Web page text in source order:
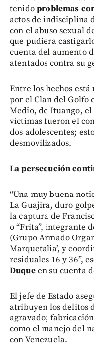
tenidoproblemas
actos de indisciplina
con el abuso sexual
que pudiera
cuenta del aumento
atentados contra su
Entre los hechos está
por el Clan del Golfo
Medio, de Ituango, el
víctimas fueron el
dos adolescentes;
desmovilizados.
La persecución
“Una muy buena
La Guajira, duro
la captura de
o “Frita”, integrante
(Grupo Armado
Marquetalia’, y
residuales 16 y 36”,
Duqueen su cuenta
El jefe de Estado
atribuyen los delitos
agravado;
como el manejo del
con Venezuela.